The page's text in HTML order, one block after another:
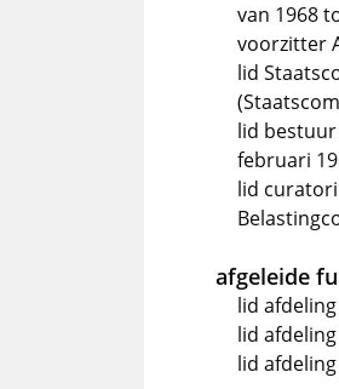
van 1968
voorzitter
lid
lid bestuur
februari
lid
afgeleide
lid
lid
lid